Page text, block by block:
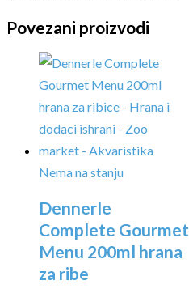
Povezani proizvodi
Nema na stanju
Dennerle
Complete Gourmet
Menu 200ml hrana
za ribe